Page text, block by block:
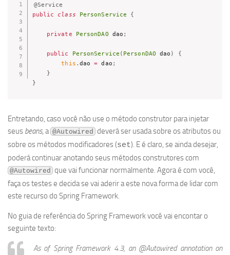
@Service
public class PersonService {
private PersonDAO dao ;
public PersonService ( PersonDAO dao )
{
this . dao = dao ;
}
}
Entretando, caso você não use o método construtor para injetar
seus beans, a @Autowired deverá ser usada sobre os atributos ou
sobre os métodos modificadores (set). E é claro, se ainda desejar,
poderá continuar anotando seus métodos construtores com
@Autowired que vai funcionar normalmente. Agora é com você,
faça os testes e decida se vai aderir a este nova forma de lidar com
este recurso do Spring Framework.
No guia de referência do Spring Framework você vai encontar o
seguinte texto:
As of Spring Framework 4.3, an @Autowired annotation on